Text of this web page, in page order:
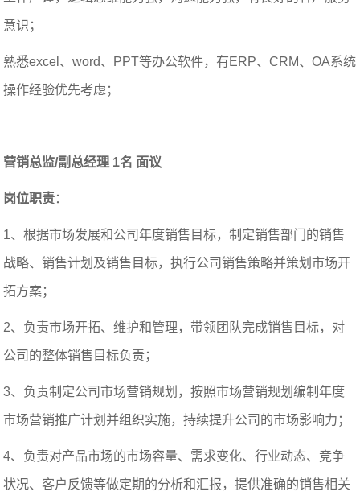
意识；
熟悉excel、word、PPT等办公软件，有ERP、CRM、OA系统
操作经验优先考虑；
营销总监/副总经理 1名 面议
岗位职责：
1、根据市场发展和公司年度销售目标，制定销售部门的销售
战略、销售计划及销售目标，执行公司销售策略并策划市场开
拓方案；
2、负责市场开拓、维护和管理，带领团队完成销售目标，对
公司的整体销售目标负责；
3、负责制定公司市场营销规划，按照市场营销规划编制年度
市场营销推广计划并组织实施，持续提升公司的市场影响力；
4、负责对产品市场的市场容量、需求变化、行业动态、竞争
状况、客户反馈等做定期的分析和汇报，提供准确的销售相关